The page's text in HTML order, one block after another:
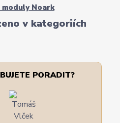
v kategoriích
moduly Noark
PORADIT?